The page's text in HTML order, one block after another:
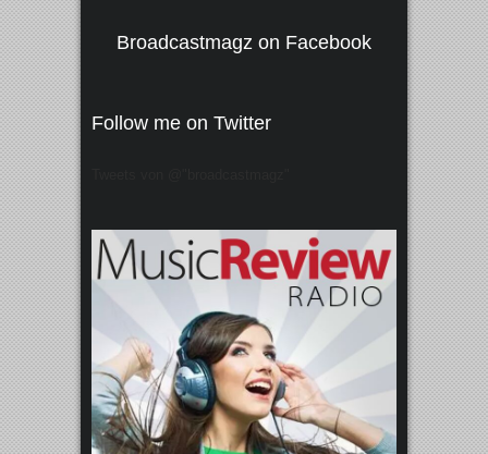
Broadcastmagz on Facebook
Follow me on Twitter